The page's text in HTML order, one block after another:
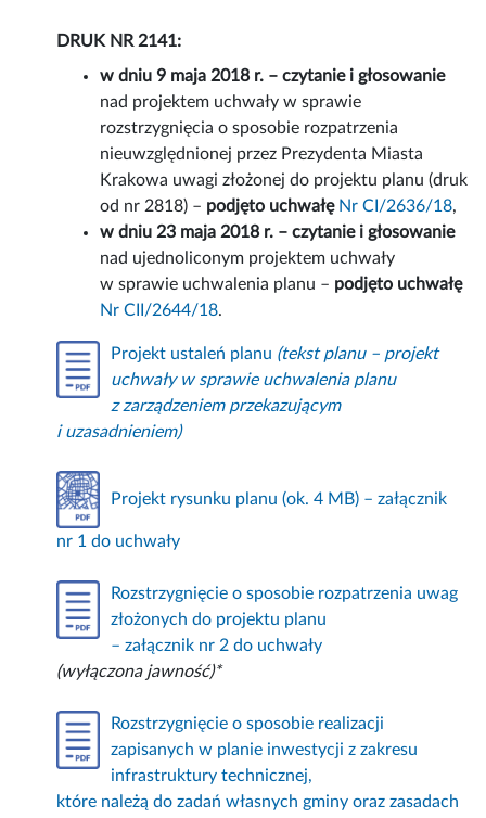
DRUK NR 2141:
w dniu 9 maja 2018 r. – czytanie i głosowanie
nad projektem uchwały w sprawie
rozstrzygnięcia o sposobie rozpatrzenia
nieuwzględnionej przez Prezydenta Miasta
Krakowa uwagi złożonej do projektu planu (druk
od nr 2818) – podjęto uchwałę Nr CI/2636/18,
w dniu 23 maja 2018 r. – czytanie i głosowanie
nad ujednoliconym projektem uchwały
w sprawie uchwalenia planu – podjęto uchwałę
Nr CII/2644/18.
Projekt ustaleń planu (tekst planu – projekt
uchwały w sprawie uchwalenia planu
z zarządzeniem przekazującym
i uzasadnieniem)
Projekt rysunku planu (ok. 4 MB) – załącznik
nr 1 do uchwały
Rozstrzygnięcie o sposobie rozpatrzenia uwag
złożonych do projektu planu
– załącznik nr 2 do uchwały
(wyłączona jawność)*
Rozstrzygnięcie o sposobie realizacji
zapisanych w planie inwestycji z zakresu
infrastruktury technicznej,
które należą do zadań własnych gminy oraz zasadach